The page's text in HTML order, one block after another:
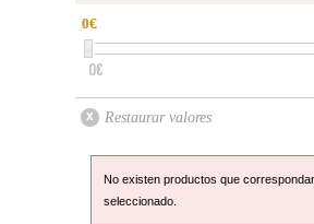
0
0
0€
Restaurar valores
No existen productos que
seleccionado.